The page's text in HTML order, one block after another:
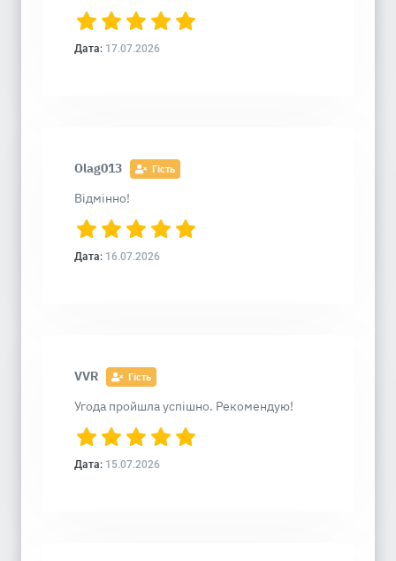
Дата: 17.07.2026
Olag013 Гість
Відмінно!
Дата: 16.07.2026
VVR Гість
Угода пройшла успішно. Рекомендую!
Дата: 15.07.2026